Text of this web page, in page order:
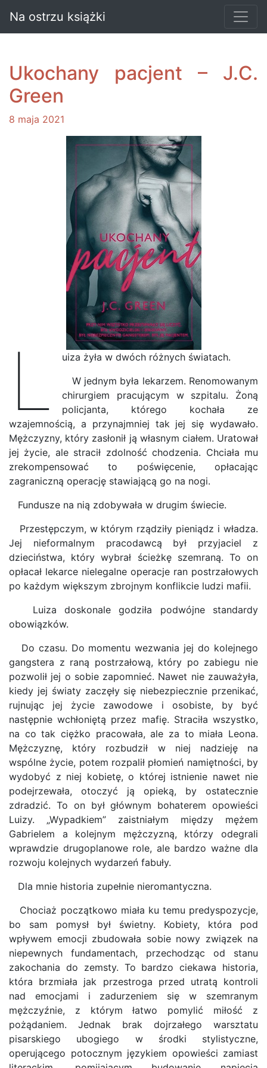
Na ostrzu książki
Ukochany pacjent – J.C.
Green
8 maja 2021
L
uiza żyła w dwóch różnych światach.
W jednym była lekarzem. Renomowanym
chirurgiem pracującym w szpitalu. Żoną
policjanta, którego kochała ze
wzajemnością, a przynajmniej tak jej się wydawało.
Mężczyzny, który zasłonił ją własnym ciałem. Uratował
jej życie, ale stracił zdolność chodzenia. Chciała mu
zrekompensować to poświęcenie, opłacając
zagraniczną operację stawiającą go na nogi.
Fundusze na nią zdobywała w drugim świecie.
Przestępczym, w którym rządziły pieniądz i władza.
Jej nieformalnym pracodawcą był przyjaciel z
dzieciństwa, który wybrał ścieżkę szemraną. To on
opłacał lekarce nielegalne operacje ran postrzałowych
po każdym większym zbrojnym konflikcie ludzi mafii.
Luiza doskonale godziła podwójne standardy
obowiązków.
Do czasu. Do momentu wezwania jej do kolejnego
gangstera z raną postrzałową, który po zabiegu nie
pozwolił jej o sobie zapomnieć. Nawet nie zauważyła,
kiedy jej światy zaczęły się niebezpiecznie przenikać,
rujnując jej życie zawodowe i osobiste, by być
następnie wchłoniętą przez mafię. Straciła wszystko,
na co tak ciężko pracowała, ale za to miała Leona.
Mężczyznę, który rozbudził w niej nadzieję na
wspólne życie, potem rozpalił płomień namiętności, by
wydobyć z niej kobietę, o której istnienie nawet nie
podejrzewała, otoczyć ją opieką, by ostatecznie
zdradzić. To on był głównym bohaterem opowieści
Luizy. „Wypadkiem” zaistniałym między mężem
Gabrielem a kolejnym mężczyzną, którzy odegrali
wprawdzie drugoplanowe role, ale bardzo ważne dla
rozwoju kolejnych wydarzeń fabuły.
Dla mnie historia zupełnie nieromantyczna.
Chociaż początkowo miała ku temu predyspozycje,
bo sam pomysł był świetny. Kobiety, która pod
wpływem emocji zbudowała sobie nowy związek na
niepewnych fundamentach, przechodząc od stanu
zakochania do zemsty. To bardzo ciekawa historia,
która brzmiała jak przestroga przed utratą kontroli
nad emocjami i zadurzeniem się w szemranym
mężczyźnie, z którym łatwo pomylić miłość z
pożądaniem. Jednak brak dojrzałego warsztatu
pisarskiego ubogiego w środki stylistyczne,
operującego potocznym językiem opowieści zamiast